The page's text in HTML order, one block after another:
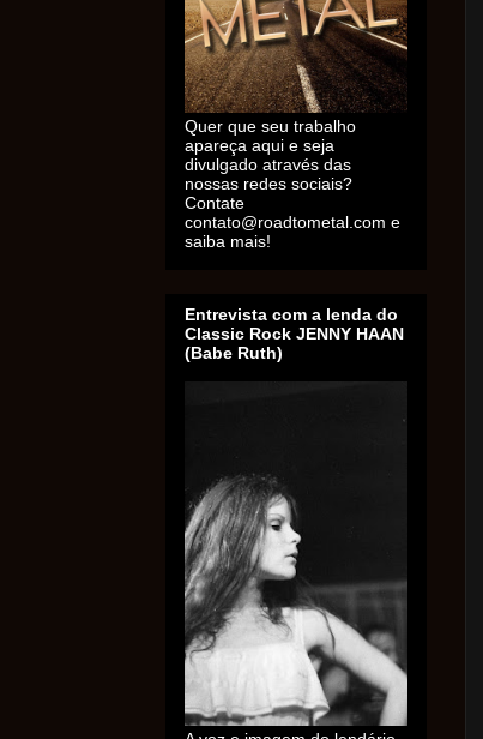
Quer que seu trabalho
apareça aqui e seja
divulgado através das
nossas redes sociais?
Contate
contato@roadtometal.com e
saiba mais!
Entrevista com a lenda do
Classic Rock JENNY HAAN
(Babe Ruth)